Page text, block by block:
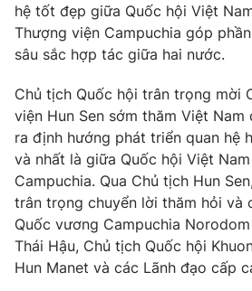
Phó Tổng Biên tập:Nguyễn Thị Mỹ
Nguyễn Trọng Ninh
Tổng đài VTV: 024.38 355 931 - 024.38
Email:toasoan@vtv.vn
Liên hệ quảng cáo: 024-7300.7108
hệ tốt đẹp giữa Quốc hội Việt
Thượng viện Campuchia góp
sâu sắc hợp tác giữa hai nước.
Chủ tịch Quốc hội trân trọng mời
viện Hun Sen sớm thăm Việt
ra định hướng phát triển quan hệ
và nhất là giữa Quốc hội Việt
Campuchia. Qua Chủ tịch Hun
trân trọng chuyển lời thăm hỏi và
Quốc vương Campuchia
Thái Hậu, Chủ tịch Quốc hội
Hun Manet và các Lãnh đạo cấp